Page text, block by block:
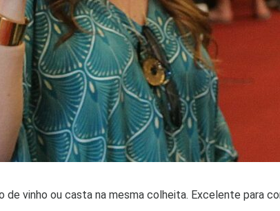
vinho ou casta na mesma colheita. Excelente para